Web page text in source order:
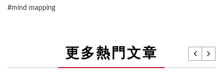
#mind mapping
更多熱門文章